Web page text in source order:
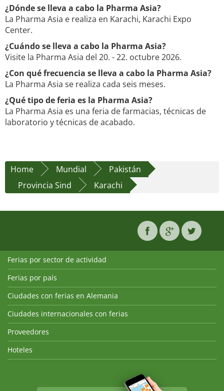
¿Dónde se lleva a cabo la Pharma Asia?
La Pharma Asia e realiza en Karachi, Karachi Expo
Center.
¿Cuándo se lleva a cabo la Pharma Asia?
Visite la Pharma Asia del 20. - 22. octubre 2026.
¿Con qué frecuencia se lleva a cabo la Pharma Asia?
La Pharma Asia se realiza cada seis meses.
¿Qué tipo de feria es la Pharma Asia?
La Pharma Asia es una feria de farmacias, técnicas de
laboratorio y técnicas de acabado.
Home Mundial
Pakistán
Provincia Sind
Karachi
Ferias por sector de actividad
Ferias por país
Ciudades con ferias en Alemania
Ciudades internacionales con ferias
Proveedores
Hoteles